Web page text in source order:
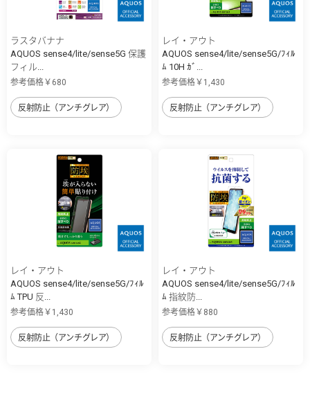
ラスタバナナ
AQUOS sense4/lite/sense5G 保護
フィル...
参考価格￥680
反射防止（アンチグレア）
レイ・アウト
AQUOS sense4/lite/sense5G/ﾌｨﾙ
ﾑ 10H ｶﾞ...
参考価格￥1,430
反射防止（アンチグレア）
レイ・アウト
AQUOS sense4/lite/sense5G/ﾌｨﾙ
ﾑ TPU 反...
参考価格￥1,430
反射防止（アンチグレア）
レイ・アウト
AQUOS sense4/lite/sense5G/ﾌｨﾙ
ﾑ 指紋防...
参考価格￥880
反射防止（アンチグレア）